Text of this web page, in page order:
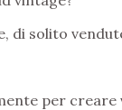
di solito
per